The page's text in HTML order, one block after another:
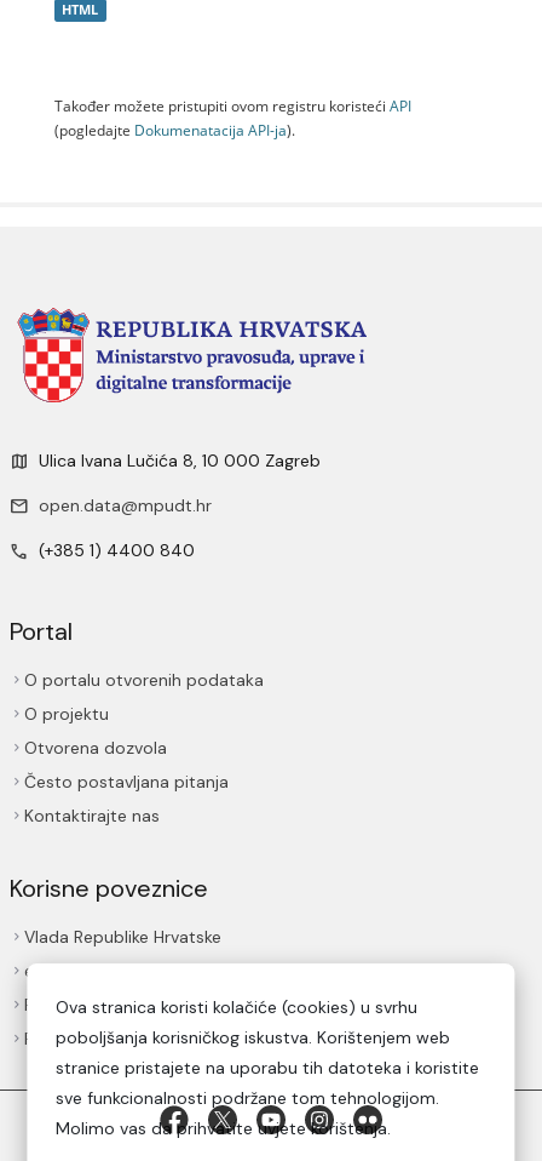
HTML
Također možete pristupiti ovom registru koristeći API
(pogledajte Dokumenаtаcijа API-jа).